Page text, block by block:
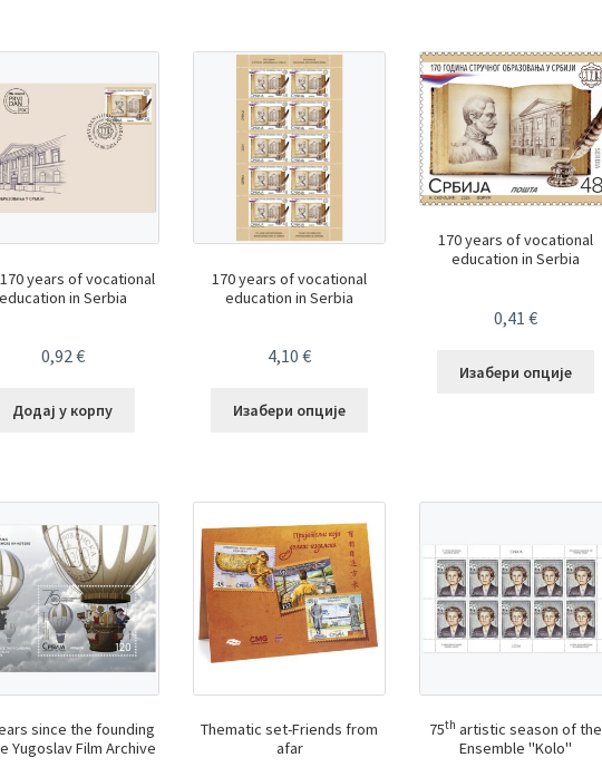
170 years of vocational
in Serbia
0,92€
Додај у корпу
170 years of vocational
education in Serbia
4,10€
Изабери опције
170 years of vocational
education in Serbia
0,41€
Изабери опције
since the founding
Yugoslav Film Archive
Thematic set-Friends from
afar
75th artistic season of the
Ensemble "Kolo"